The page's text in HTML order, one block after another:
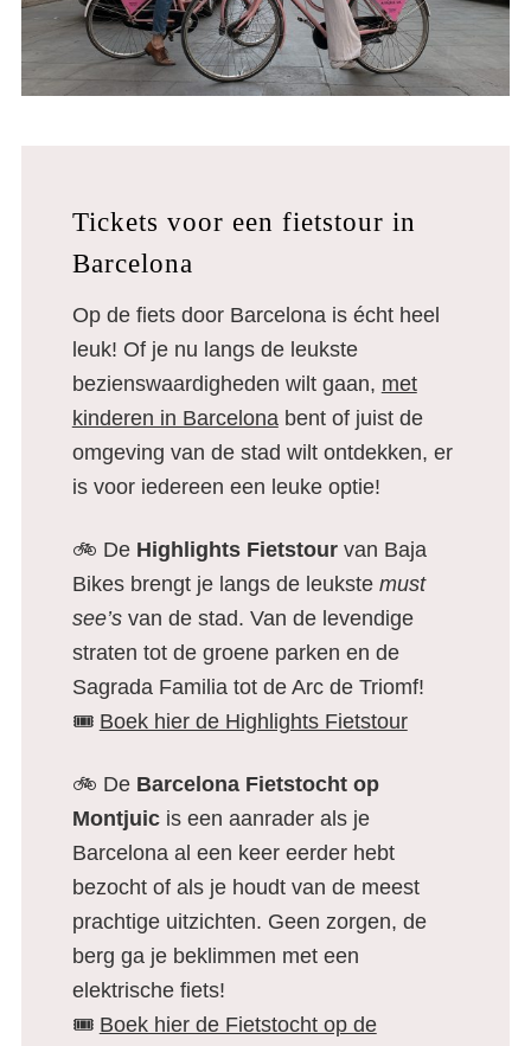
Tickets voor een fietstour in
Barcelona
Op de fiets door Barcelona is écht heel
leuk! Of je nu langs de leukste
bezienswaardigheden wilt gaan, met
kinderen in Barcelonabent of juist de
omgeving van de stad wilt ontdekken, er
is voor iedereen een leuke optie!
🚲 De Highlights Fietstour van Baja
Bikes brengt je langs de leukste must
see’s van de stad. Van de levendige
straten tot de groene parken en de
Sagrada Familia tot de Arc de Triomf!
🎟️ Boek hier de Highlights Fietstour
🚲 De Barcelona Fietstocht op
Montjuicis een aanrader als je
Barcelona al een keer eerder hebt
bezocht of als je houdt van de meest
prachtige uitzichten. Geen zorgen, de
berg ga je beklimmen met een
elektrische fiets!
🎟️ Boek hier de Fietstocht op de